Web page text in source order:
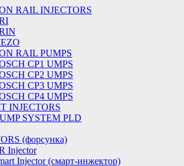
RAIL INJECTORS
RAIL PUMPS
CP1 UMPS
CP2 UMPS
CP3 UMPS
CP4 UMPS
INJECTORS
SYSTEM PLD
(форсунка)
Injector
Injector (смарт-инжектор)